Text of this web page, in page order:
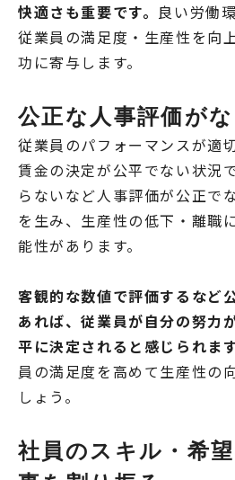
快適さも重要です。 良い労働
従業員の満足度・生産性を向
功に寄与します。
公正な人事評価が
従業員のパフォーマンスが適
賃金の決定が公平でない状況
らないなど人事評価が公正で
を生み、生産性の低下・離職
能性があります。
客観的な数値で評価するなど
あれば、従業員が自分の努力
平に決定されると感じられます
員の満足度を高めて生産性の
しょう。
社員のスキル・希